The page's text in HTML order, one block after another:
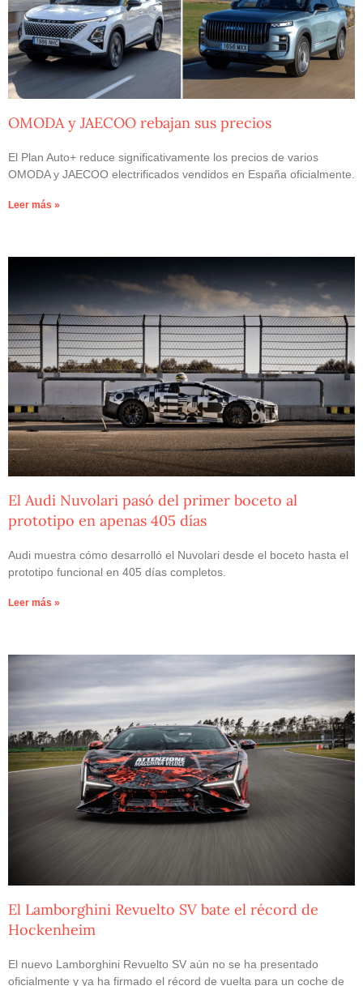
OMODA y JAECOO rebajan sus precios
El Plan Auto+ reduce significativamente los precios de varios
OMODA y JAECOO electrificados vendidos en España oficialmente.
Leer más »
El Audi Nuvolari pasó del primer boceto al
prototipo en apenas 405 días
Audi muestra cómo desarrolló el Nuvolari desde el boceto hasta el
prototipo funcional en 405 días completos.
Leer más »
El Lamborghini Revuelto SV bate el récord de
Hockenheim
El nuevo Lamborghini Revuelto SV aún no se ha presentado
oficialmente y ya ha firmado el récord de vuelta para un coche de